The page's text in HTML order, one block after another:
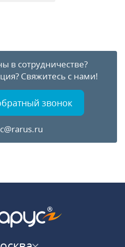
в сотрудничестве?
Свяжитесь с нами!
звонок